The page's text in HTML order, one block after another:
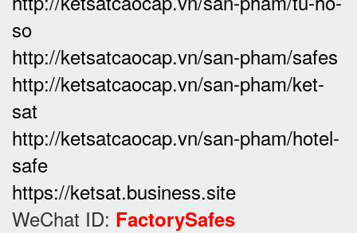
so
http://ketsatcaocap.vn/san-pham/safes
http://ketsatcaocap.vn/san-pham/ket-
sat
http://ketsatcaocap.vn/san-pham/hotel-
safe
https://ketsat.business.site
WeChat ID: FactorySafes